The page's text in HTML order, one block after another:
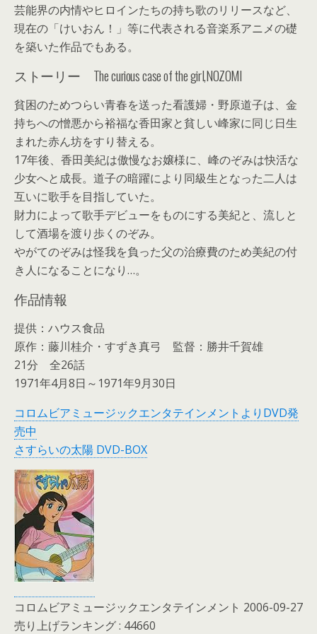
芸能界の内情やヒロインたちの持ち歌のリリースなど、
現在の「けいおん！」等に代表される音楽系アニメの礎
を築いた作品でもある。
ストーリー The curious case of the girl,NOZOMI
貧困のためつらい青春を送った看護婦・野原道子は、金
持ちへの憎悪から裕福な香田家と貧しい峰家に同じ日生
まれた赤ん坊をすり替える。
17年後、香田美紀は傲慢なお嬢様に、峰のぞみは快活な
少女へと成長。道子の暗躍により同級生となった二人は
互いに歌手を目指していた。
財力によって歌手デビューをものにする美紀と、流しと
して酒場を渡り歩くのぞみ。
やがてのぞみは怪我を負った父の治療費のため美紀の付
き人になることになり…。
作品情報
提供：ハウス食品
原作：藤川桂介・すずき真弓 監督：勝井千賀雄
21分 全26話
1971年4月8日～1971年9月30日
コロムビアミュージックエンタテインメントよりDVD発
売中
さすらいの太陽 DVD-BOX
コロムビアミュージックエンタテインメント 2006-09-27
売り上げランキング : 44660